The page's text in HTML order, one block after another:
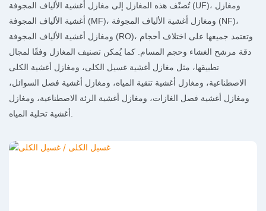
تُصنّف هذه المغازل إلى مغازل أغشية الألياف المجوفة (UF)، ومغازل
أغشية الألياف المجوفة (MF)، ومغازل أغشية الألياف المجوفة (NF)،
ومغازل أغشية الألياف المجوفة (RO)، وتعتمد جميعها على اختلاف أحجام
دقة مرشح الغشاء وحجم المسام. كما يُمكن تصنيف المغازل وفقًا لمجال
تطبيقها، مثل مغازل أغشية غسيل الكلى، ومغازل أغشية الكلى
الاصطناعية، ومغازل أغشية تنقية المياه، ومغازل أغشية فصل السوائل،
ومغازل أغشية فصل الغازات، ومغازل أغشية الرئة الاصطناعية، ومغازل
أغشية تحلية المياه.